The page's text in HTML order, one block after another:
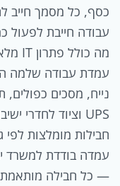
כסף, כל מסמך חייב
עבודה חייבת לפעול
מה כולל פתרון IT מלא למשרד מקצועי?
עמדת עבודה שלמה
UPS וציוד לחדרי ישיבות.
חבילות מומלצות
— כל חבילה מותאמת